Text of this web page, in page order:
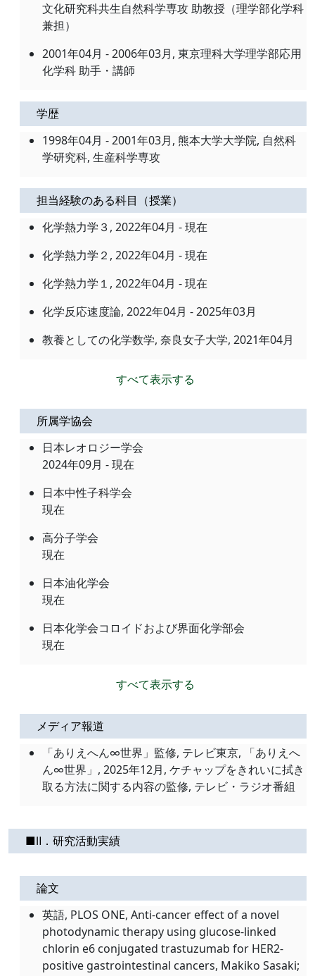
文化研究科共生自然科学専攻 助教授（理学部化学科
兼担）
2001年04月 - 2006年03月, 東京理科大学理学部応用
化学科 助手・講師
学歴
1998年04月 - 2001年03月, 熊本大学大学院, 自然科
学研究科, 生産科学専攻
担当経験のある科目（授業）
化学熱力学３, 2022年04月 - 現在
化学熱力学２, 2022年04月 - 現在
化学熱力学１, 2022年04月 - 現在
化学反応速度論, 2022年04月 - 2025年03月
教養としての化学数学, 奈良女子大学, 2021年04月
すべて表示する
所属学協会
日本レオロジー学会
2024年09月 - 現在
日本中性子科学会
現在
高分子学会
現在
日本油化学会
現在
日本化学会コロイドおよび界面化学部会
現在
すべて表示する
メディア報道
「ありえへん∞世界」監修, テレビ東京, 「ありえへ
ん∞世界」, 2025年12月, ケチャップをきれいに拭き
取る方法に関する内容の監修, テレビ・ラジオ番組
■Ⅱ．研究活動実績
論文
英語, PLOS ONE, Anti-cancer effect of a novel
photodynamic therapy using glucose-linked
chlorin e6 conjugated trastuzumab for HER2-
positive gastrointestinal cancers, Makiko Sasaki;